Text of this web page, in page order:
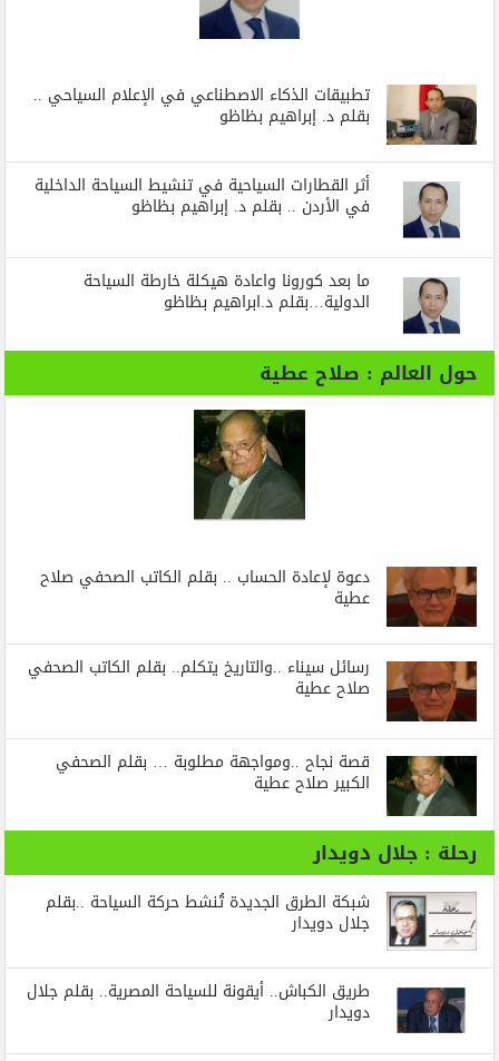
تطبيقات الذكاء الاصطناعي في الإعلام السياحي ..
بقلم د. إبراهيم بظاظو
أثر القطارات السياحية في تنشيط السياحة الداخلية
في الأردن .. بقلم د. إبراهيم بظاظو
ما بعد كورونا واعادة هيكلة خارطة السياحة
الدولية…بقلم د.ابراهيم بظاظو
حول العالم : صلاح عطية
دعوة لإعادة الحساب .. بقلم الكاتب الصحفي صلاح
عطية
رسائل‭ ‬سيناء‭.. ‬والتاريخ‭ ‬يتكلم.. بقلم الكاتب الصحفي
صلاح عطية
قصة نجاح ..ومواجهة مطلوبة … بقلم الصحفي
الكبير صلاح عطية
رحلة : جلال دويدار
شبكة الطرق الجديدة تُنشط حركة السياحة ..بقلم
جلال دويدار
طريق الكباش.. أيقونة للسياحة المصرية.. بقلم جلال
دويدار